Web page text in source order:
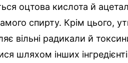
оцтова кислота й
спирту. Крім цього,
вільні радикали й
шляхом інших